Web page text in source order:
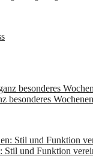
besonderes
Stil und Funktion